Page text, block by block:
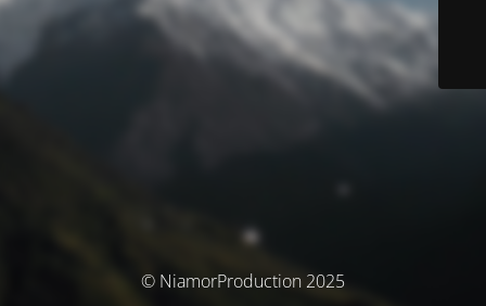
© NiamorProduction 2025